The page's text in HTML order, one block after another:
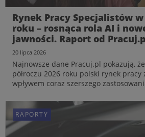
Rynek Pracy Specjalistów
roku – rosnąca rola AI i
jawności. Raport od
20 lipca 2026
Najnowsze dane Pracuj.pl pokazują,
półroczu 2026 roku polski rynek pracy
wpływem coraz szerszego
przejrzystości zatrudnienia czy
kandydatów w za...
RAPORTY
RAPORTY